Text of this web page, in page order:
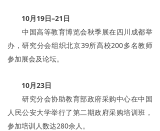
10月19日–21日
中国高等教育博览会秋季展在四川成都举
办，研究分会组织北京39所高校200多名教师
参加展会及论坛。
10月23日
研究分会协助教育部政府采购中心在中国
人民公安大学举行了第二期政府采购培训班，
参加培训人数达280余人。